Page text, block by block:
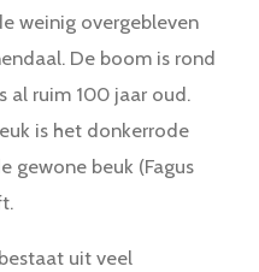
weinig overgebleven
De boom is rond
al ruim 100 jaar oud.
is het donkerrode
gewone beuk (Fagus
uit veel